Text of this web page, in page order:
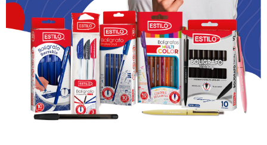
SOLEMNIDADES
Inmaculado Corazón de María